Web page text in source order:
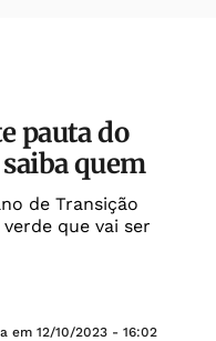
pauta do
quem
de Transição
que vai ser
em 12/10/2023 - 16:02